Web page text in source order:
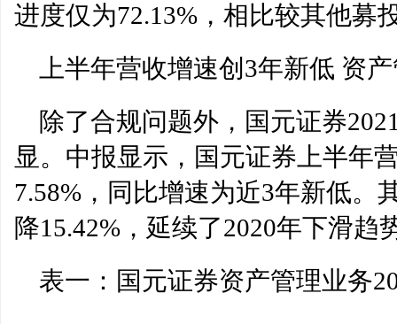
进度仅为72.13%，相比较其他募
上半年营收增速创3年新低 资
除了合规问题外，国元证券
显。中报显示，国元证券上半年
7.58%，同比增速为近3年新低。
降15.42%，延续了2020年下滑趋
表一：国元证券资产管理业务